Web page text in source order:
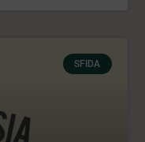
SFIDA